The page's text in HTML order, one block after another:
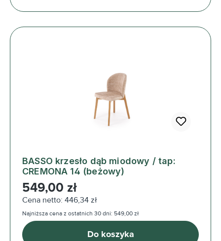
BASSO krzesło dąb miodowy / tap:
CREMONA 14 (beżowy)
Cena regularna:
549,00 zł
Cena netto: 446,34 zł
Najniższa cena z ostatnich 30 dni: 549,00 zł
Do koszyka